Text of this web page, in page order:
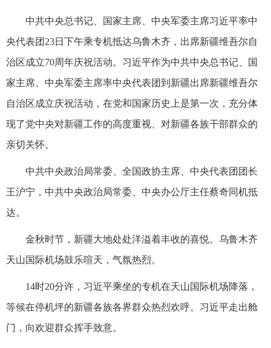
中共中央总书记、国家主席、中央军委主席习近平率中
央代表团23日下午乘专机抵达乌鲁木齐，出席新疆维吾尔自
治区成立70周年庆祝活动。习近平作为中共中央总书记、国
家主席、中央军委主席率中央代表团到新疆出席新疆维吾尔
自治区成立庆祝活动，在党和国家历史上是第一次，充分体
现了党中央对新疆工作的高度重视、对新疆各族干部群众的
亲切关怀。
中共中央政治局常委、全国政协主席、中央代表团团长
王沪宁，中共中央政治局常委、中央办公厅主任蔡奇同机抵
达。
金秋时节，新疆大地处处洋溢着丰收的喜悦。乌鲁木齐
天山国际机场鼓乐喧天，气氛热烈。
14时20分许，习近平乘坐的专机在天山国际机场降落，
等候在停机坪的新疆各族各界群众热烈欢呼。习近平走出舱
门，向欢迎群众挥手致意。